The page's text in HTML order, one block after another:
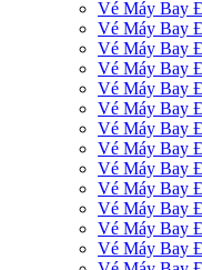
Vé Máy Bay
Vé Máy Bay
Vé Máy Bay
Vé Máy Bay
Vé Máy Bay
Vé Máy Bay
Vé Máy Bay
Vé Máy Bay
Vé Máy Bay
Vé Máy Bay
Vé Máy Bay
Vé Máy Bay
Vé Máy Bay